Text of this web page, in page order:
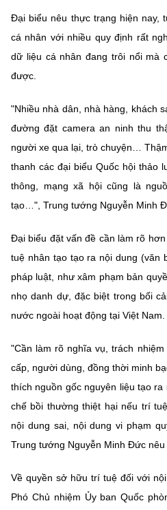
(Ghi rõ nguồn "https://mst.gov.vn"
Đại biểu nêu thực trạng hiện nay,
cá nhân với nhiều quy định rất
dữ liệu cá nhân đang trôi nổi mà
được.
"Nhiều nhà dân, nhà hàng, khách
đường đặt camera an ninh thu
người xe qua lại, trò chuyện…
thanh các đại biểu Quốc hội thảo
thông, mạng xã hội cũng là
tạo…", Trung tướng Nguyễn Minh
Đại biểu đặt vấn đề cần làm rõ
tuệ nhân tạo tạo ra nội dung (văn
pháp luật, như xâm phạm bản
nhọ danh dự, đặc biệt trong bối
nước ngoài hoạt động tại Việt Nam.
"Cần làm rõ nghĩa vụ, trách
cấp, người dùng, đồng thời minh
thích nguồn gốc nguyên liệu tạo
chế bồi thường thiệt hại nếu trí
nội dung sai, nội dung vi phạm
Trung tướng Nguyễn Minh Đức nêu
Về quyền sở hữu trí tuệ đối với
Phó Chủ nhiệm Ủy ban Quốc